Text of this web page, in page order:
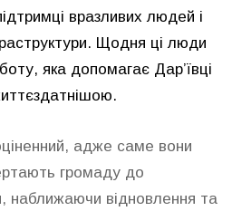
вразливих людей і
Щодня ці люди
яка допомагає Дар’ївці
адже саме вони
громаду до
наближаючи відновлення та